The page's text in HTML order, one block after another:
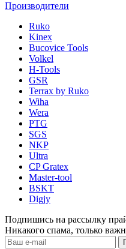
Производители
Ruko
Kinex
Bucovice Tools
Volkel
H-Tools
GSR
Terrax by Ruko
Wiha
Wera
PTG
SGS
NKP
Ultra
CP Gratex
Master-tool
BSKT
Digjy
Подпишись на рассылку
Никакого спама, только